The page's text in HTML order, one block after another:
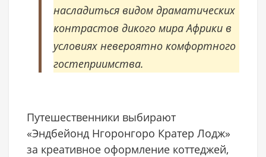
насладиться видом драматических
контрастов дикого мира Африки в
условиях невероятно комфортного
гостеприимства.
Путешественники выбирают
«Эндбейонд Нгоронгоро Кратер Лодж»
за креативное оформление коттеджей,